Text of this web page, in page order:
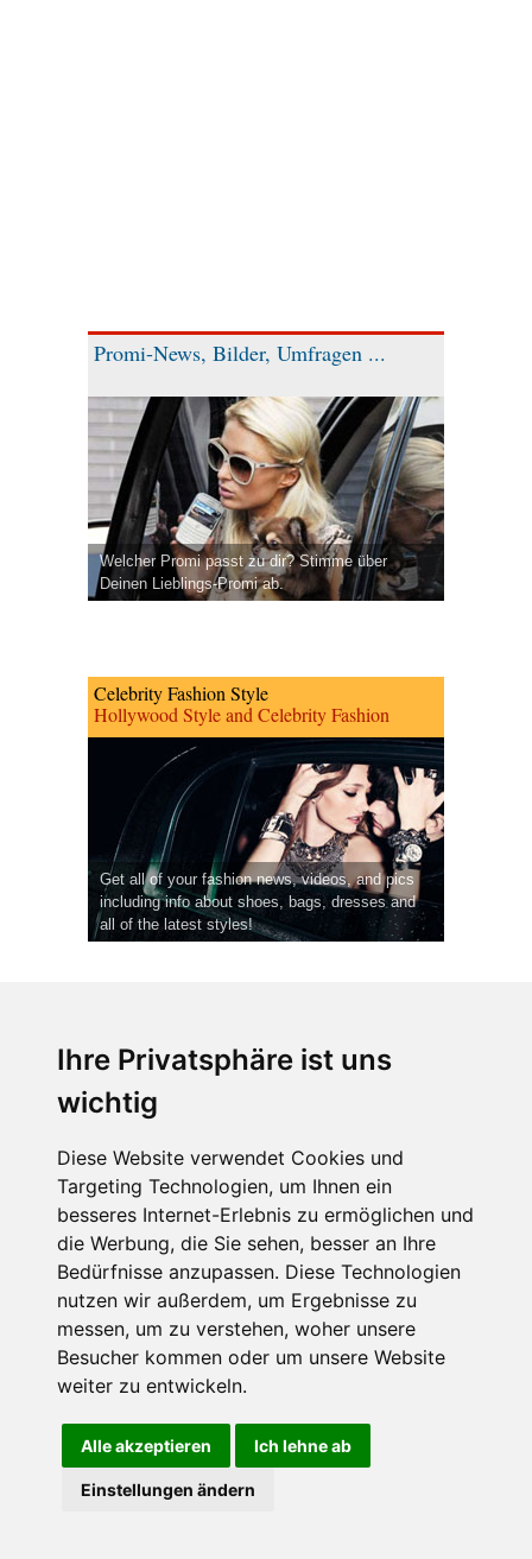
Ihre Privatsphäre ist uns
wichtig
Diese Website verwendet Cookies und
Targeting Technologien, um Ihnen ein
besseres Internet-Erlebnis zu ermöglichen und
die Werbung, die Sie sehen, besser an Ihre
Bedürfnisse anzupassen. Diese Technologien
nutzen wir außerdem, um Ergebnisse zu
messen, um zu verstehen, woher unsere
Besucher kommen oder um unsere Website
weiter zu entwickeln.
Alle akzeptieren Ich lehne ab
Einstellungen ändern
Promi-News, Bilder, Umfragen ...
Welcher Promi passt zu dir? Stimme über
Deinen Lieblings-Promi ab.
Celebrity Fashion Style
Hollywood Style and Celebrity Fashion
Get all of your fashion news, videos, and pics
including info about shoes, bags, dresses and
all of the latest styles!
CPost.org© 2013-2023 The Celebrity Post.
Terms of Use Privacy | Cookies Policy( Einstellungen ändern
About Us
Advertising
Contact Us
YouTube